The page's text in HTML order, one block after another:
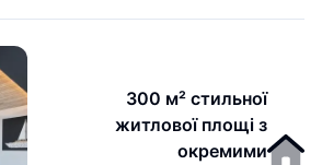
300 м² стильної
житлової площі з
окремими